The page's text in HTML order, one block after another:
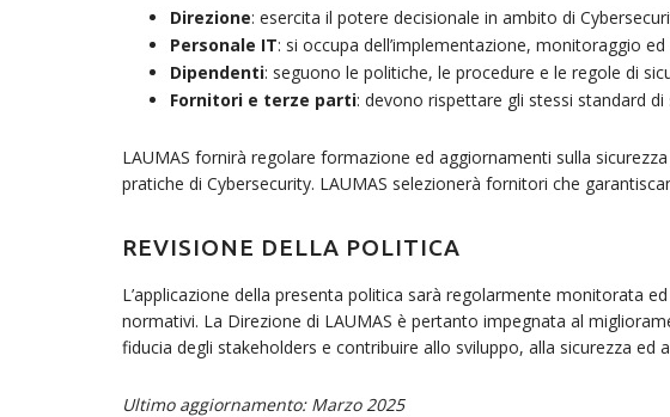
Direzione: esercita il potere decisionale in ambito di
Personale IT: si occupa dell’implementazione, monitoraggio
Dipendenti: seguono le politiche, le procedure e le regole di
Fornitori e terze parti: devono rispettare gli stessi standard
LAUMAS fornirà regolare formazione ed aggiornamenti sulla
pratiche di Cybersecurity. LAUMAS selezionerà fornitori che
REVISIONE DELLA POLITICA
L’applicazione della presenta politica sarà regolarmente monitorata
normativi. La Direzione di LAUMAS è pertanto impegnata al
fiducia degli stakeholders e contribuire allo sviluppo, alla sicurezza ed
Ultimo aggiornamento: Marzo 2025